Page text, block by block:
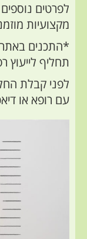
לפרטים
מקצועיות מוזמנים
*התכנים באתר
תחליף לייעוץ
לפני קבלת
עם רופא או